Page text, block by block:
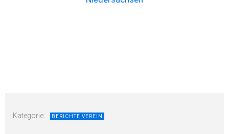
Kategorie: BERICHTE VEREIN